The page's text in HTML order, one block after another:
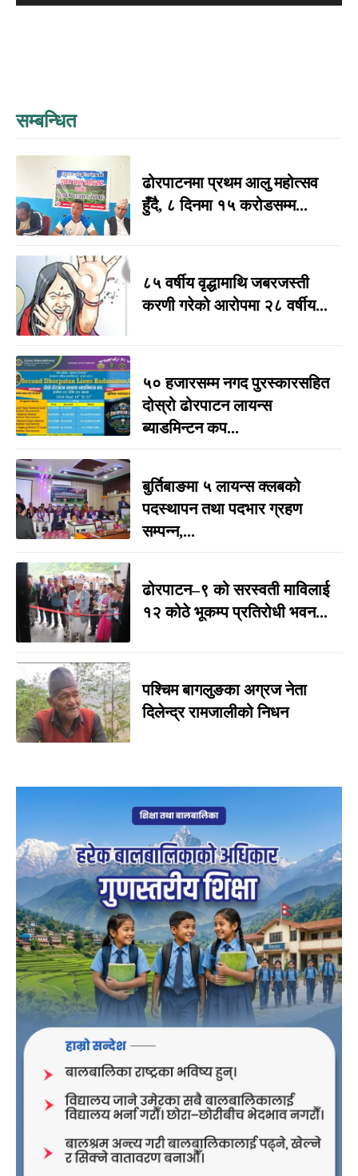
सम्बन्धित
ढोरपाटनमा प्रथम आलु महोत्सव
हुँदै, ८ दिनमा १५ करोडसम्म...
८५ वर्षीय वृद्धामाथि जबरजस्ती
करणी गरेको आरोपमा २८ वर्षीय...
५० हजारसम्म नगद पुरस्कारसहित
दोस्रो ढोरपाटन लायन्स
ब्याडमिन्टन कप...
बुर्तिबाङमा ५ लायन्स क्लबको
पदस्थापन तथा पदभार ग्रहण
सम्पन्न,...
ढोरपाटन–९ को सरस्वती माविलाई
१२ कोठे भूकम्प प्रतिरोधी भवन...
पश्चिम बागलुङका अग्रज नेता
दिलेन्द्र रामजालीको निधन